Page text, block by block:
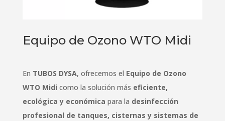
Equipo de Ozono WTO Midi
En TUBOS DYSA, ofrecemos el Equipo de Ozono
WTO Midi como la solución más eficiente,
ecológica y económica para la desinfección
profesional de tanques, cisternas y sistemas de